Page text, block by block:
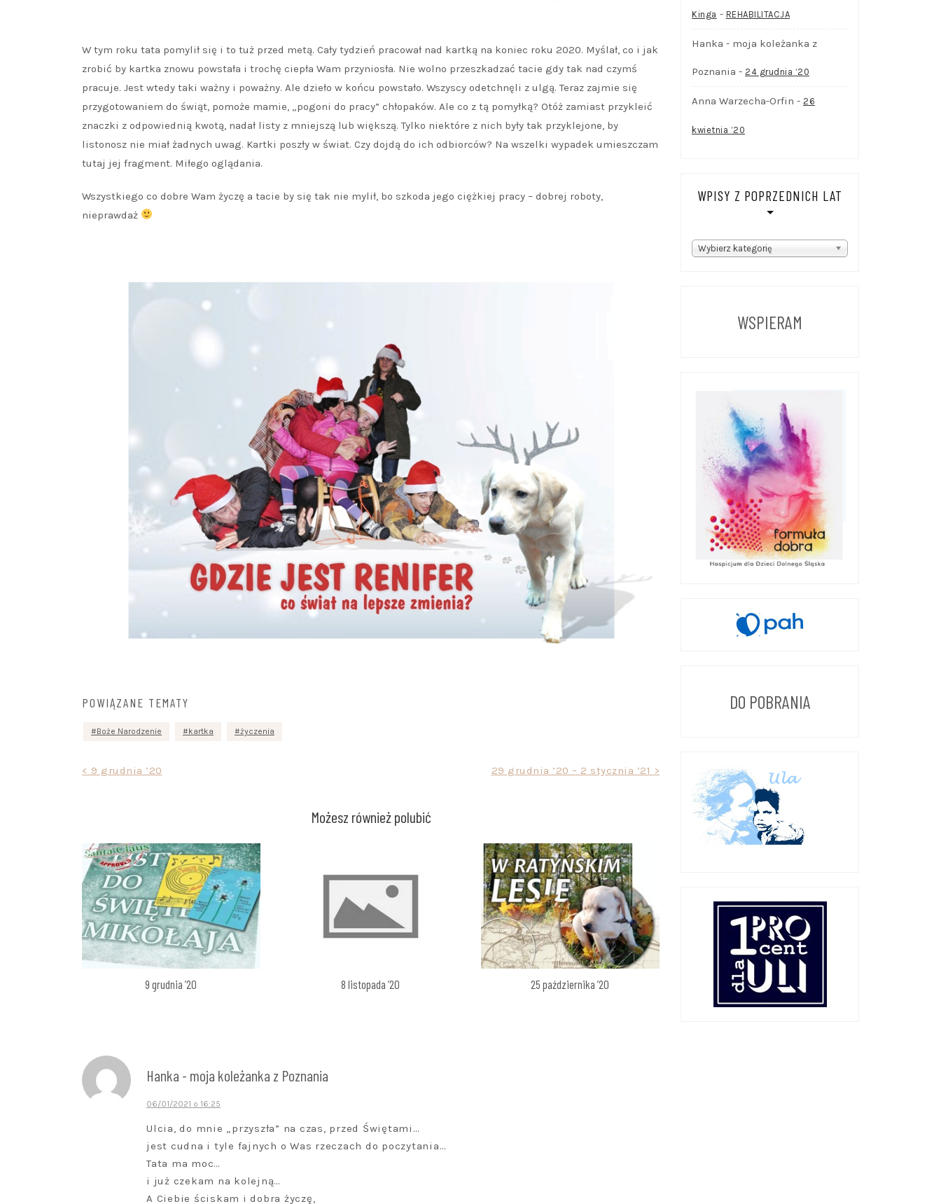
W tym roku tata pomylił się i to tuż przed metą. Cały tydzień pracował nad kartką na koniec roku 2020. Myślał, co i jak
zrobić by kartka znowu powstała i trochę ciepła Wam przyniosła. Nie wolno przeszkadzać tacie gdy tak nad czymś
pracuje. Jest wtedy taki ważny i poważny. Ale dzieło w końcu powstało. Wszyscy odetchnęli z ulgą. Teraz zajmie się
przygotowaniem do świąt, pomoże mamie, „pogoni do pracy” chłopaków. Ale co z tą pomyłką? Otóż zamiast przykleić
znaczki z odpowiednią kwotą, nadał listy z mniejszą lub większą. Tylko niektóre z nich były tak przyklejone, by
listonosz nie miał żadnych uwag. Kartki poszły w świat. Czy dojdą do ich odbiorców? Na wszelki wypadek umieszczam
tutaj jej fragment. Miłego oglądania.
Wszystkiego co dobre Wam życzę a tacie by się tak nie mylił, bo szkoda jego ciężkiej pracy – dobrej roboty,
nieprawdaż
POWIĄZANE TEMATY
Boże Narodzenie kartka życzenia
Nawigacja
< 9 grudnia ’20 29 grudnia ’20 – 2 stycznia ’21 >
Możesz również polubić
9 grudnia ’20 8 listopada ’20 25 października ’20
Hanka - moja koleżanka z Poznania
06/01/2021 o 16:25
Ulcia, do mnie „przyszła” na czas, przed Świętami…
jest cudna i tyle fajnych o Was rzeczach do poczytania…
Tata ma moc…
i już czekam na kolejną…
A Ciebie ściskam i dobra życzę,
Kinga - REHABILITACJA
Hanka - moja koleżanka z
Poznania - 24 grudnia ’20
Anna Warzecha-Orfin - 26
kwietnia ’20
WPISY Z POPRZEDNICH LAT
WPISYWybierz kategorię
WSPIERAM
DO POBRANIA